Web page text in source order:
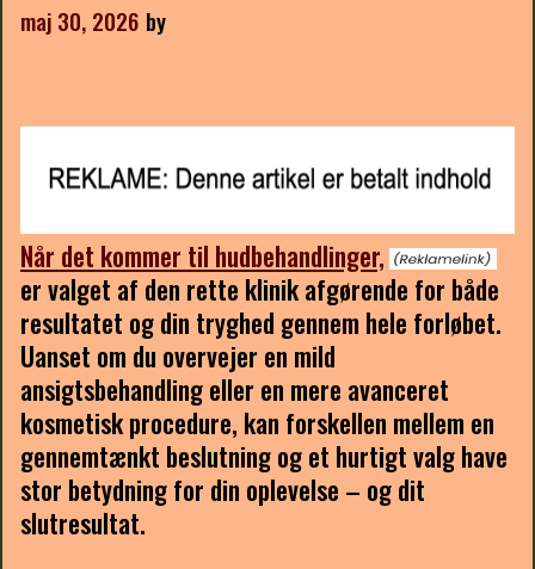
maj 30, 2026 by
Når det kommer til hudbehandlinger,
er valget af den rette klinik afgørende for både
resultatet og din tryghed gennem hele forløbet.
Uanset om du overvejer en mild
ansigtsbehandling eller en mere avanceret
kosmetisk procedure, kan forskellen mellem en
gennemtænkt beslutning og et hurtigt valg have
stor betydning for din oplevelse – og dit
slutresultat.